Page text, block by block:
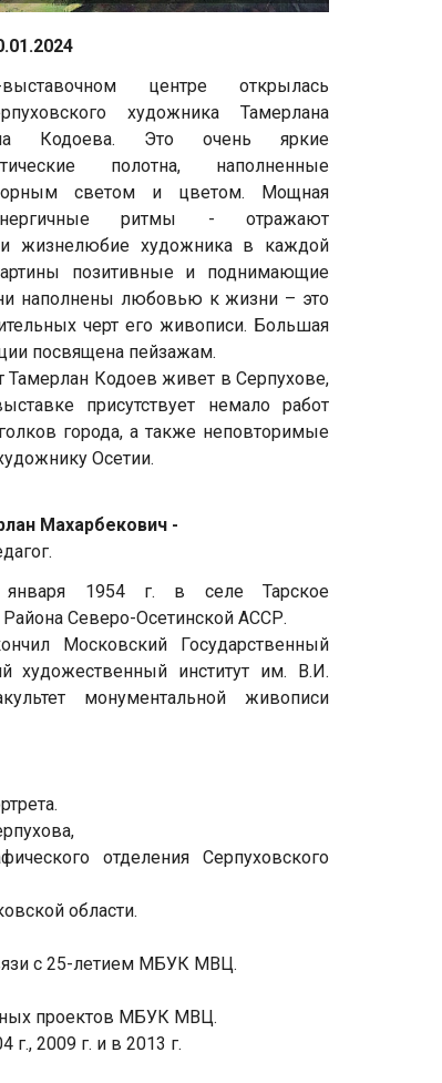
центре открылась
художника Тамерлана
Кодоева. Это очень яркие
полотна, наполненные
светом и цветом. Мощная
ритмы - отражают
и жизнелюбие художника в каждой
позитивные и поднимающие
наполнены любовью к жизни – это
черт его живописи. Большая
посвящена пейзажам.
Тамерлан Кодоев живет в Серпухове,
присутствует немало работ
города, а также неповторимые
Осетии.
Махарбекович -
января 1954 г. в селе Тарское
Района Северо-Осетинской АССР.
Московский Государственный
художественный институт им. В.И.
монументальной живописи
отделения Серпуховского
области.
с 25-летием МБУК МВЦ.
проектов МБУК МВЦ.
2009 г. и в 2013 г.